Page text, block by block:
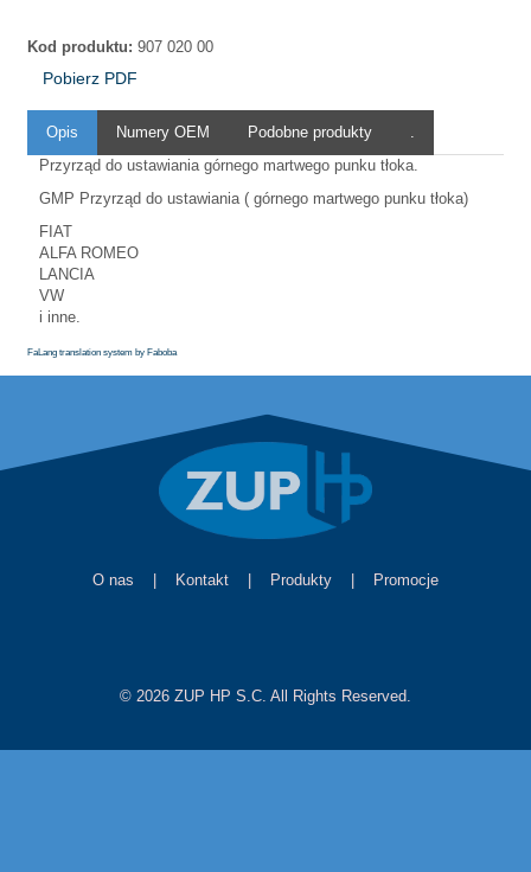
Kod produktu: 907 020 00
Pobierz PDF
Opis Numery OEM Podobne produkty
.
Przyrząd do ustawiania górnego martwego punku tłoka.
GMP Przyrząd do ustawiania ( górnego martwego punku tłoka)
FIAT
ALFA ROMEO
LANCIA
VW
i inne.
FaLang translation system by Faboba
O nas | Kontakt | Produkty | Promocje
© 2026 ZUP HP S.C. All Rights Reserved.